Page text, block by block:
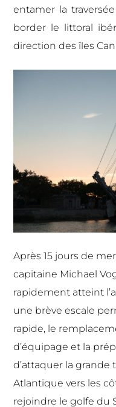
entamer la
border le littoral
direction des îles
Après 15 jours de
capitaine Michael
rapidement atteint
une brève escale
rapide, le
d’équipage et la
d’attaquer la grande
Atlantique vers les
rejoindre le golfe du